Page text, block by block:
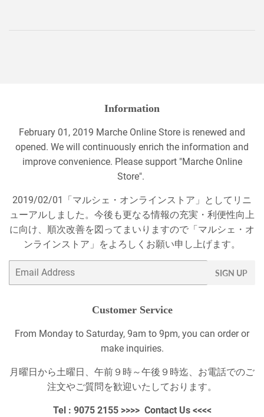
Information
February 01, 2019 Marche Online Store is renewed and
opened. We will continuously enrich the information and
improve convenience. Please support "Marche Online
Store".
2019/02/01「マルシェ・オンラインストア」としてリニ
ューアルしました。今後も更なる情報の充実・利便性向上
に向け、順次改善を図ってまいりますので「マルシェ・オ
ンラインストア」をよろしくお願い申し上げます。
Email
SIGN UP
Customer Service
From Monday to Saturday, 9am to 9pm, you can order or
make inquiries.
月曜日から土曜日、午前９時～午後９時迄、お電話でのご
注文やご質問を歓迎いたしております。
Tel : 9075 2155 >>>> Contact Us<<<<